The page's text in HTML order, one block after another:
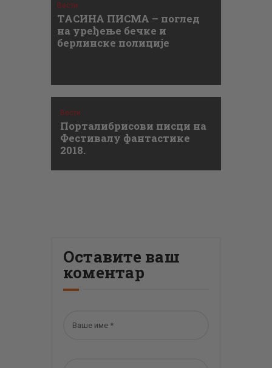
Вести
ТАСИНА ПИСМА – поглед
на уређење бечке и
берлинске полиције
Вести
Порталибрисови писци на
Фестивалу фантастике
2018.
Оставите ваш
коментар